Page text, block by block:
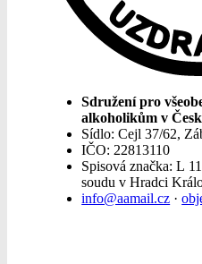
Sdružení pro
alkoholikům v
Sídlo: Cejl 37/62,
IČO: 22813110
Spisová značka: L
soudu v Hradci
info@aamail.cz ·